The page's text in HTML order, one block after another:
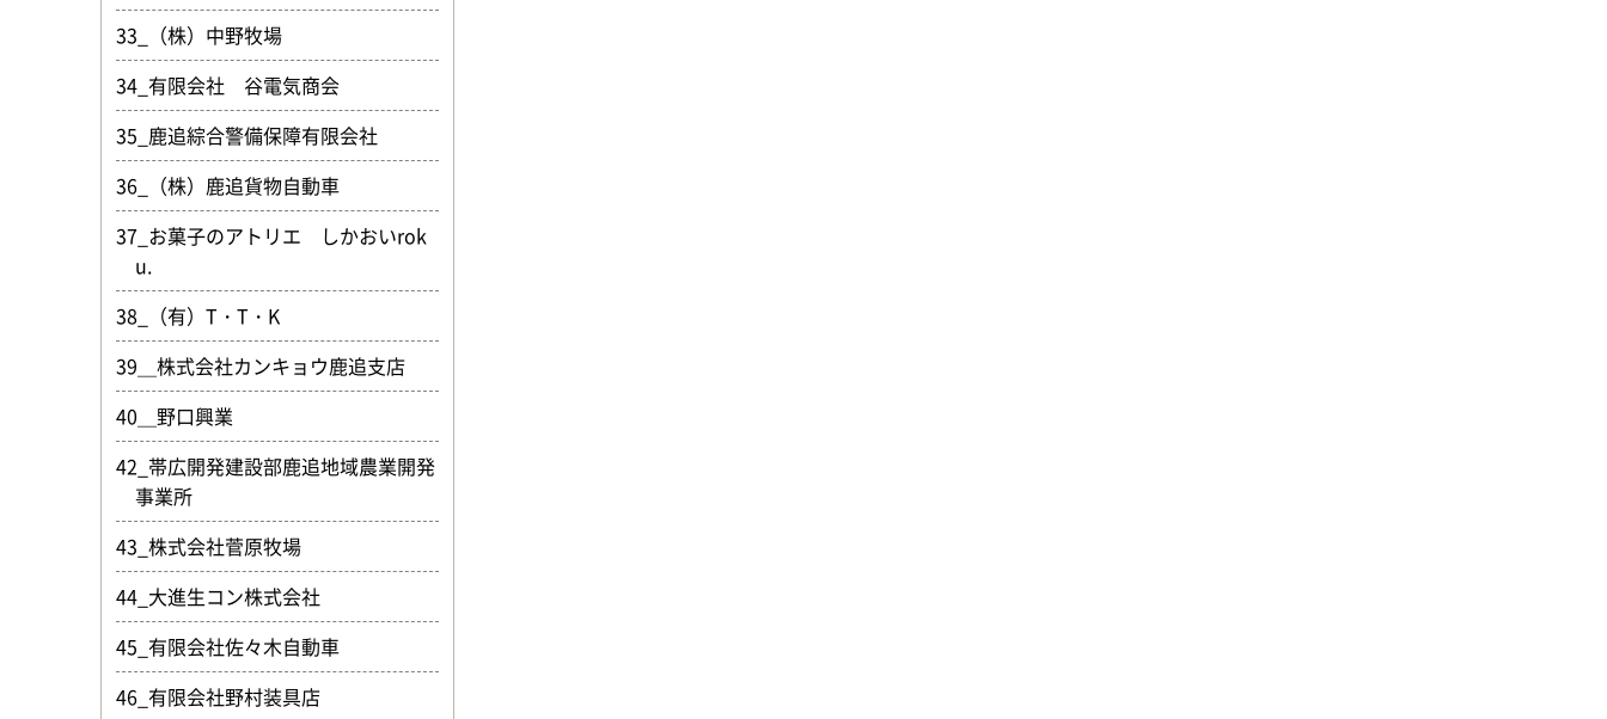
33_（株）中野牧場
34_有限会社 谷電気商会
35_鹿追綜合警備保障有限会社
36_（株）鹿追貨物自動車
37_お菓子のアトリエ しかおいrok
u.
38_（有）T・T・K
39＿株式会社カンキョウ鹿追支店
40＿野口興業
42_帯広開発建設部鹿追地域農業開発
事業所
43_株式会社菅原牧場
44_大進生コン株式会社
45_有限会社佐々木自動車
46_有限会社野村装具店